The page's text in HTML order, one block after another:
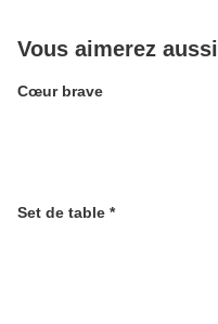
Vous aimerez aussi
Cœur brave
Set de table *